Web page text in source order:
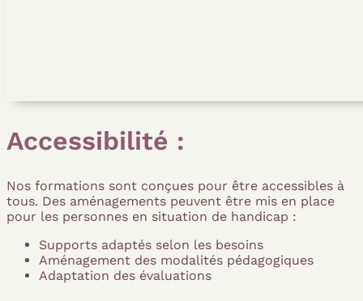
Accessibilité :
Nos formations sont conçues pour être accessibles à
tous. Des aménagements peuvent être mis en place
pour les personnes en situation de handicap :
Supports adaptés selon les besoins
Aménagement des modalités pédagogiques
Adaptation des évaluations